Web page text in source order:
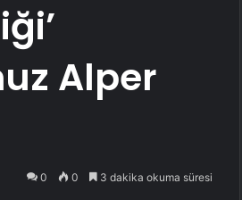
Alper
0 0 3 dakika okuma süresi